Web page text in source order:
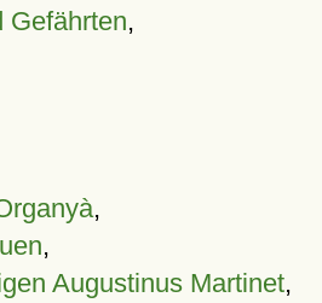
Gefährten,
,
,
Augustinus Martinet,